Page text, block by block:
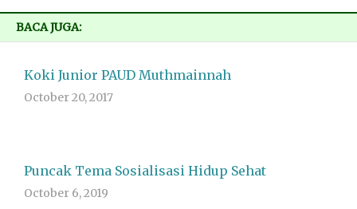
BACA JUGA:
Koki Junior PAUD Muthmainnah
October 20, 2017
Puncak Tema Sosialisasi Hidup Sehat
October 6, 2019